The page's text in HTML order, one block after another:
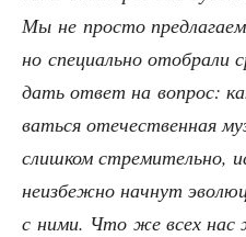
Мы не про­сто
но спе­ци­аль­но ото­бра­ли
дать ответ на вопрос:
вать­ся оте­че­ствен­ная
слиш­ком стре­ми­тель­но,
неиз­беж­но нач­нут
с ними. Что же всех нас